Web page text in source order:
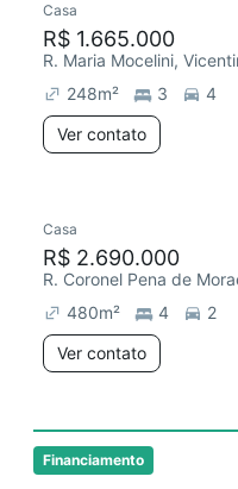
Financiamento
Casa
R$ 1.665.000
R. Maria Mocelini,
248m² 3
4
Ver contato
Casa
R$ 2.690.000
R. Coronel Pena de
480m² 4
2
Ver contato